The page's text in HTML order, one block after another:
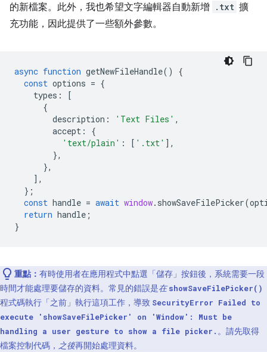
的新檔案。此外，我也希望文字編輯器自動新增
.txt 擴
充功能，因此提供了一些額外參數。
async function getNewFileHandle()
{
const options = {
types :
[
{
description : 'Text Files' ,
accept :
{
'text/plain' : [ '.txt' ],
},
},
],
};
const handle = await window. showSaveFilePicker(
return handle ;
}
重點： 有時使用者在應用程式中點選「儲存」 按鈕後，系統需要一段
時間才能處理要儲存的資料。常見的錯誤是在 showSaveFilePicker()
程式碼執行「之前」執行這項工作，導致 SecurityError Failed to
execute 'showSaveFilePicker' on 'Window': Must be
handling a user gesture to show a file picker. 。請先取得
檔案控制代碼， 之後再開始處理資料。